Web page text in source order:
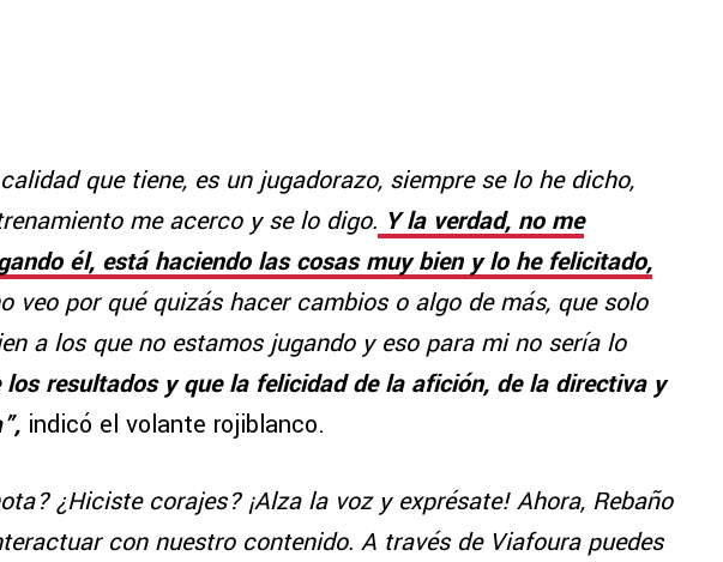
que tiene, es un jugadorazo, siempre se lo he dicho,
me acerco y se lo digo. Y la verdad, no me
él, está haciendo las cosas muy bien y lo he felicitado,
veo por qué quizás hacer cambios o algo de más, que solo
a los que no estamos jugando y eso para mi no sería lo
resultados y que la felicidad de la afición, de la directiva y
indicó el volante rojiblanco.
¿Hiciste corajes? ¡Alza la voz y exprésate! Ahora, Rebaño
con nuestro contenido. A través de Viafoura puedes